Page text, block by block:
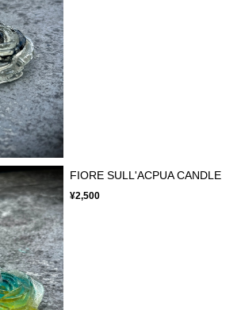
FIORE SULL'ACPUA CANDLE
¥2,500